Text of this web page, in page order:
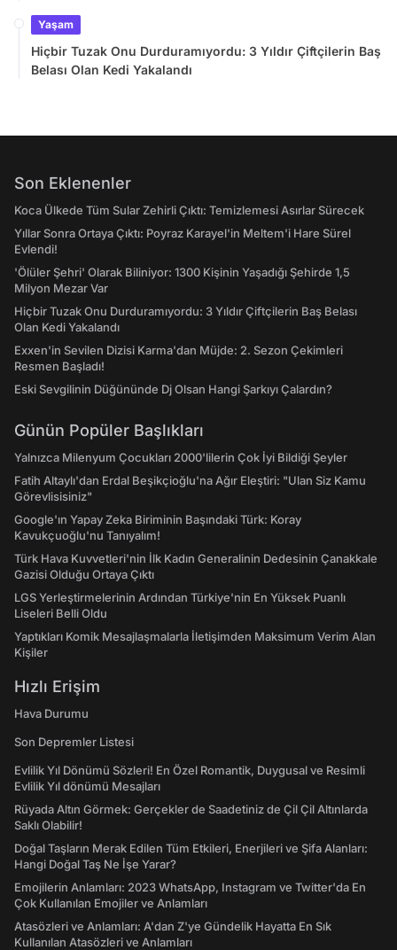
Yaşam
Hiçbir Tuzak Onu Durduramıyordu: 3 Yıldır Çiftçilerin Baş
Belası Olan Kedi Yakalandı
Son Eklenenler
Koca Ülkede Tüm Sular Zehirli Çıktı: Temizlemesi Asırlar Sürecek
Yıllar Sonra Ortaya Çıktı: Poyraz Karayel'in Meltem'i Hare Sürel
Evlendi!
'Ölüler Şehri' Olarak Biliniyor: 1300 Kişinin Yaşadığı Şehirde 1,5
Milyon Mezar Var
Hiçbir Tuzak Onu Durduramıyordu: 3 Yıldır Çiftçilerin Baş Belası
Olan Kedi Yakalandı
Exxen'in Sevilen Dizisi Karma'dan Müjde: 2. Sezon Çekimleri
Resmen Başladı!
Eski Sevgilinin Düğününde Dj Olsan Hangi Şarkıyı Çalardın?
Günün Popüler Başlıkları
Yalnızca Milenyum Çocukları 2000'lilerin Çok İyi Bildiği Şeyler
Fatih Altaylı'dan Erdal Beşikçioğlu'na Ağır Eleştiri: "Ulan Siz Kamu
Görevlisisiniz"
Google'ın Yapay Zeka Biriminin Başındaki Türk: Koray
Kavukçuoğlu'nu Tanıyalım!
Türk Hava Kuvvetleri'nin İlk Kadın Generalinin Dedesinin Çanakkale
Gazisi Olduğu Ortaya Çıktı
LGS Yerleştirmelerinin Ardından Türkiye'nin En Yüksek Puanlı
Liseleri Belli Oldu
Yaptıkları Komik Mesajlaşmalarla İletişimden Maksimum Verim Alan
Kişiler
Hızlı Erişim
Hava Durumu
Son Depremler Listesi
Evlilik Yıl Dönümü Sözleri! En Özel Romantik, Duygusal ve Resimli
Evlilik Yıl dönümü Mesajları
Rüyada Altın Görmek: Gerçekler de Saadetiniz de Çil Çil Altınlarda
Saklı Olabilir!
Doğal Taşların Merak Edilen Tüm Etkileri, Enerjileri ve Şifa Alanları:
Hangi Doğal Taş Ne İşe Yarar?
Emojilerin Anlamları: 2023 WhatsApp, Instagram ve Twitter'da En
Çok Kullanılan Emojiler ve Anlamları
Atasözleri ve Anlamları: A'dan Z'ye Gündelik Hayatta En Sık
Kullanılan Atasözleri ve Anlamları